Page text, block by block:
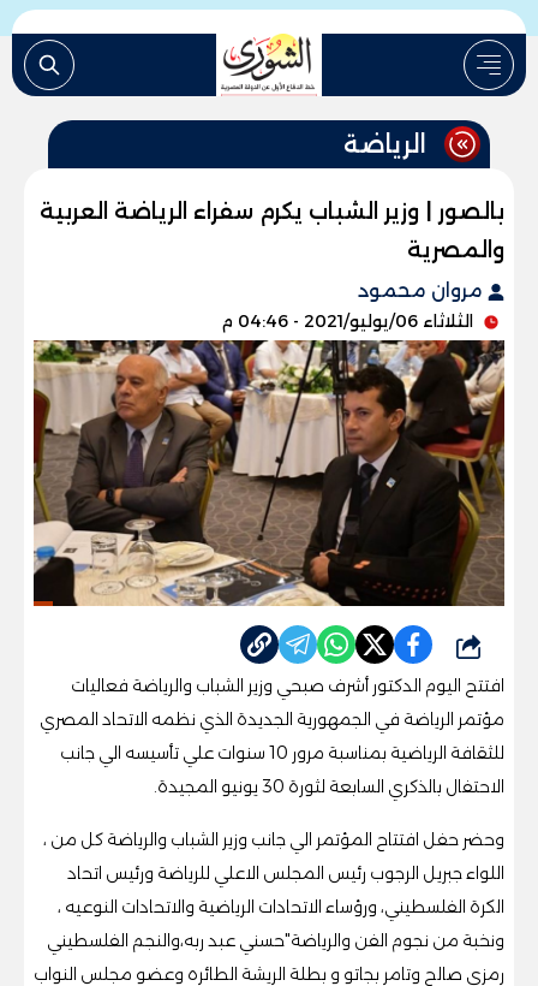
الرياضة
بالصور | وزير الشباب يكرم سفراء الرياضة العربية
والمصرية
مروان محمود
الثلاثاء 06/يوليو/2021 - 04:46 م
شارك
افتتح اليوم الدكتور أشرف صبحي وزير الشباب والرياضة فعاليات
مؤتمر الرياضة في الجمهورية الجديدة الذي نظمه الاتحاد المصري
للثقافة الرياضية بمناسبة مرور 10 سنوات علي تأسيسه الي جانب
الاحتفال بالذكري السابعة لثورة 30 يونيو المجيدة.
وحضر حفل افتتاح المؤتمر الي جانب وزير الشباب والرياضة كل من ،
اللواء جبريل الرجوب رئيس المجلس الاعلي للرياضة ورئيس اتحاد
الكرة الفلسطيني، ورؤساء الاتحادات الرياضية والاتحادات النوعيه ،
ونخبة من نجوم الفن والرياضة"حسني عبد ربه،والنجم الفلسطيني
رمزي صالح وتامر بجاتو و بطلة الريشة الطائره وعضو مجلس النواب